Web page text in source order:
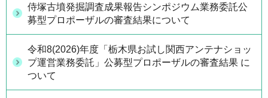
侍塚古墳発掘調査成果報告シンポジウム業務委託公
募型プロポーザルの審査結果について
令和8(2026)年度「栃木県お試し関西アンテナショッ
プ運営業務委託」公募型プロポーザルの審査結果 に
ついて